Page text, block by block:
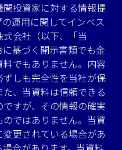
投資家に対する情報提
運用に関してインベス
会社（以下、「当
基づく開示書類でも金
でもありません。内容
しも完全性を当社が保
、当資料は信頼できる
すが、その情報の確実
ではありません。当資
更されている場合があ